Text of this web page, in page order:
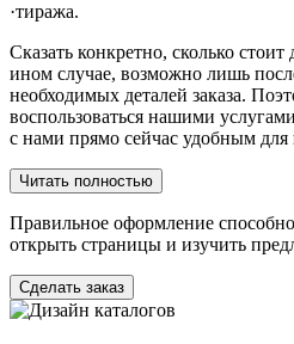
·тиража.
Сказать конкретно, сколько
ином случае, возможно лишь
необходимых деталей заказа.
воспользоваться нашими
с нами прямо сейчас удобным для
Читать полностью
Правильное оформление
открыть страницы и изучить
Сделать заказ